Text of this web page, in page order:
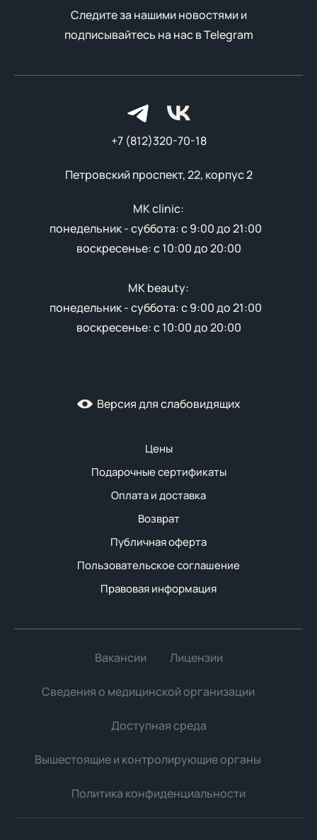
Следите за нашими новостями и
подписывайтесь на нас вTelegram
Цены
Подарочные сертификаты
Оплата и доставка
Возврат
Публичная оферта
Пользовательское соглашение
Правовая информация
+7 (812)320-70-18
Петровский проспект, 22, корпус 2
MK clinic:
понедельник - суббота: с 9:00 до 21:00
воскресенье: с 10:00 до 20:00
MK beauty:
понедельник - суббота: с 9:00 до 21:00
воскресенье: с 10:00 до 20:00
Версия для слабовидящих
Вышестоящие и контролирующие органы
Политика конфиденциальности
Сведения о медицинской организации
Доступная среда
Вакансии Лицензии
Мы используем файлы cookie для улучшения работы